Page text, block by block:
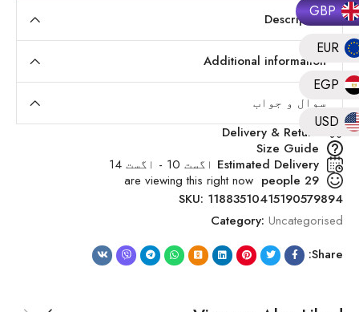
GBP
EUR
EGP
USD
Description
Additional information
سوال و جواب
Delivery & Return
Size Guide
Estimated Delivery اگست 10 - اگست 14
29
SKU: 11883510415190579894
Category: Uncategorised
Share: